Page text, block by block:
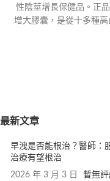
性陰莖增長保健品。正
增大膠囊，是從十多種
最新文章
早洩是否能根治？醫師：
治療有望根治
2026 年 3 月 3 日 暫無